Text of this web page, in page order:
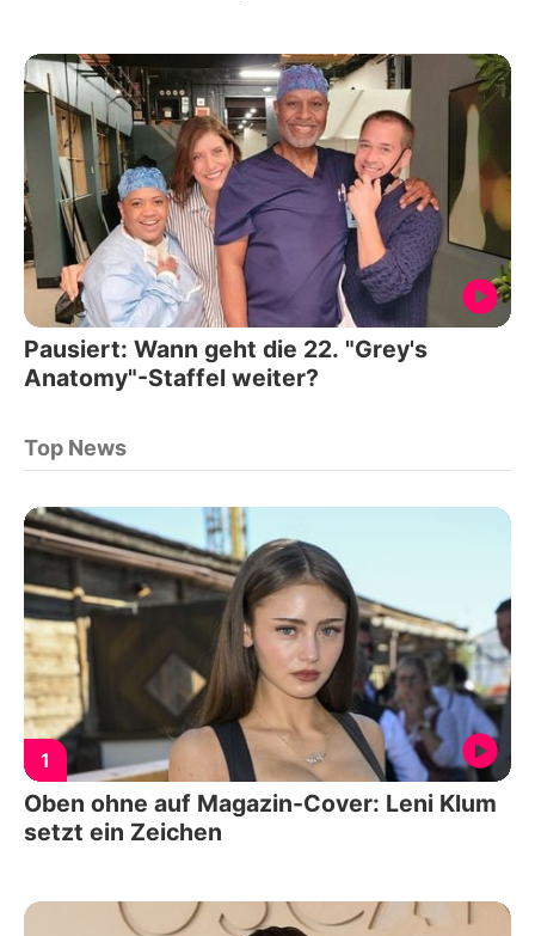
Pausiert: Wann geht die 22. "Grey's
Anatomy"-Staffel weiter?
Top News
1
Oben ohne auf Magazin-Cover: Leni Klum
setzt ein Zeichen